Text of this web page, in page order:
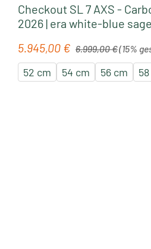
Checkout SL 7 AXS -
2026 | era white-blue sage
Verkaufspreis:
5.945,00 € 6.999,00 €(15%
52 cm 54 cm 56 cm